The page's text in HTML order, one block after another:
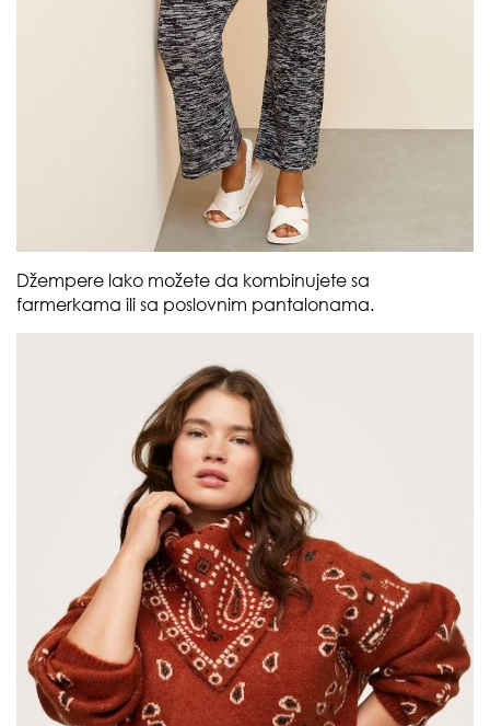
Džempere lako možete da kombinujete sa
farmerkama ili sa poslovnim pantalonama.